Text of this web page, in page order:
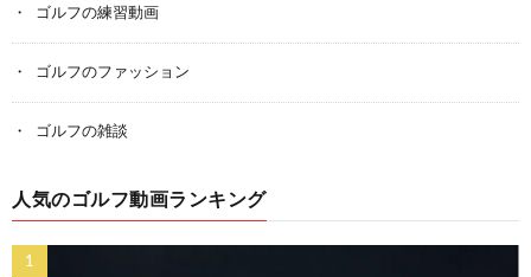
ゴルフの練習動画
ゴルフのファッション
ゴルフの雑談
人気のゴルフ動画ランキング